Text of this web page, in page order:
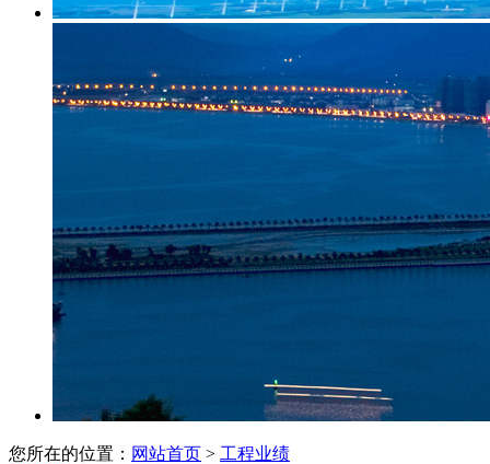
您所在的位置： 网站首页 > 工程业绩